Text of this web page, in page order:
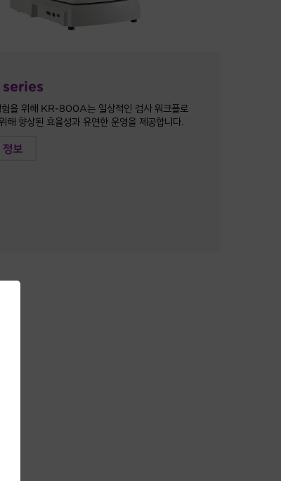
험을 위해 KR-800A는 일상적인 검사 워크플로
해 향상된 효율성과 유연한 운영을 제공합니다.
보